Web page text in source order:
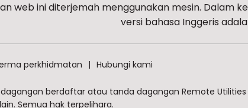
web ini diterjemah menggunakan mesin. Dalam
versi bahasa Inggeris
perkhidmatan Hubungi kami
berdaftar atau tanda dagangan Remote Utilities
Semua hak terpelihara.